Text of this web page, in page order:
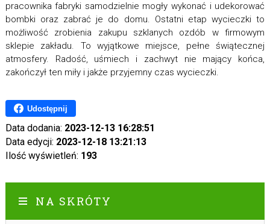
pracownika fabryki samodzielnie mogły wykonać i udekorować
bombki oraz zabrać je do domu. Ostatni etap wycieczki to
możliwość zrobienia zakupu szklanych ozdób w firmowym
sklepie zakładu. To wyjątkowe miejsce, pełne świątecznej
atmosfery. Radość, uśmiech i zachwyt nie mający końca,
zakończył ten miły i jakże przyjemny czas wycieczki.
Udostępnij
Data dodania: 2023-12-13 16:28:51
Data edycji: 2023-12-18 13:21:13
Ilość wyświetleń: 193
NA SKRÓTY